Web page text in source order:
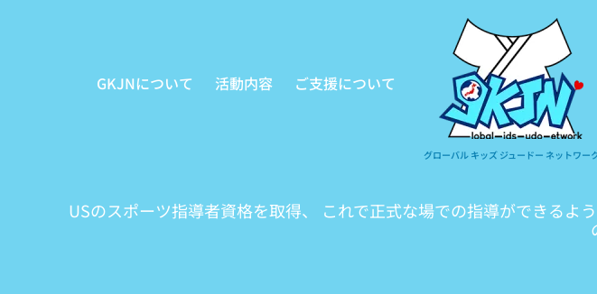
GKJNについて 活動内容 ご支援について
グローバル キッズ ジュードー ネットワー
USのスポーツ指導者資格を取得、 これで正式な場での指導ができる